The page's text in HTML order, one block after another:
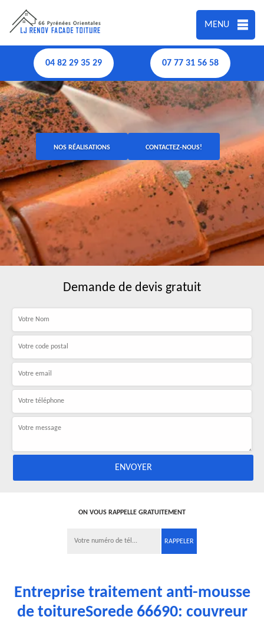
MENU
04 82 29 35 29 07 77 31 56 58
NOS RÉALISATIONS CONTACTEZ-NOUS!
Demande de devis gratuit
ON VOUS RAPPELLE GRATUITEMENT
Entreprise traitement anti-mousse
de toitureSorede 66690: couvreur